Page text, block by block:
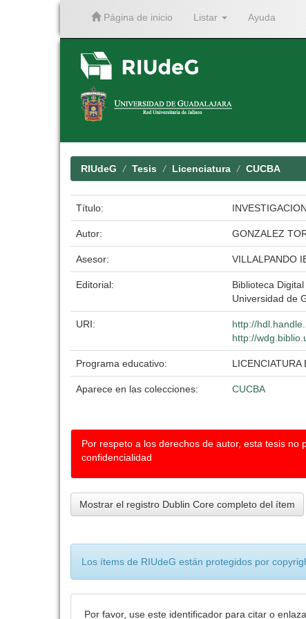
Página de inicio Listar Ayuda
RIUdeG Tesis Licenciatura CUCBA
Título:
Autor: GONZALEZ
Asesor: VILLALPANDO
Editorial:
Biblioteca
Universidad de
URI:
http://
http://
Programa educativo: LICENCIATURA
Aparece en las colecciones: CUCBA
Por respeto a los derechos de autor, esta tesis
confidencialidad
Mostrar el registro Dublin Core completo del ítem
Los ítems de RIUdeG están protegidos por
Por favor, use este identificador para citar o